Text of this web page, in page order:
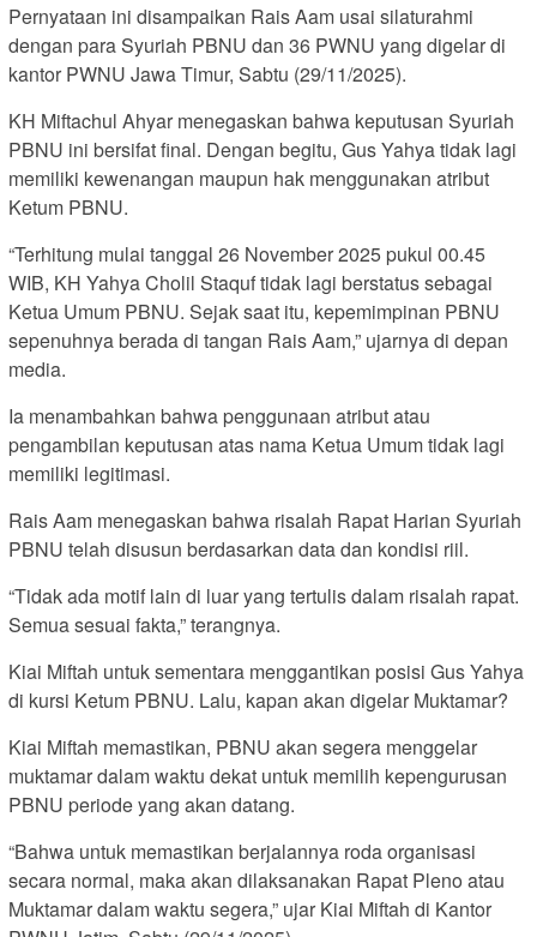
Pernyataan ini disampaikan Rais Aam usai silaturahmi
dengan para Syuriah PBNU dan 36 PWNU yang digelar di
kantor PWNU Jawa Timur, Sabtu (29/11/2025).
KH Miftachul Ahyar menegaskan bahwa keputusan Syuriah
PBNU ini bersifat final. Dengan begitu, Gus Yahya tidak lagi
memiliki kewenangan maupun hak menggunakan atribut
Ketum PBNU.
“Terhitung mulai tanggal 26 November 2025 pukul 00.45
WIB, KH Yahya Cholil Staquf tidak lagi berstatus sebagai
Ketua Umum PBNU. Sejak saat itu, kepemimpinan PBNU
sepenuhnya berada di tangan Rais Aam,” ujarnya di depan
media.
Ia menambahkan bahwa penggunaan atribut atau
pengambilan keputusan atas nama Ketua Umum tidak lagi
memiliki legitimasi.
Rais Aam menegaskan bahwa risalah Rapat Harian Syuriah
PBNU telah disusun berdasarkan data dan kondisi riil.
“Tidak ada motif lain di luar yang tertulis dalam risalah rapat.
Semua sesuai fakta,” terangnya.
Kiai Miftah untuk sementara menggantikan posisi Gus Yahya
di kursi Ketum PBNU. Lalu, kapan akan digelar Muktamar?
Kiai Miftah memastikan, PBNU akan segera menggelar
muktamar dalam waktu dekat untuk memilih kepengurusan
PBNU periode yang akan datang.
“Bahwa untuk memastikan berjalannya roda organisasi
secara normal, maka akan dilaksanakan Rapat Pleno atau
Muktamar dalam waktu segera,” ujar Kiai Miftah di Kantor